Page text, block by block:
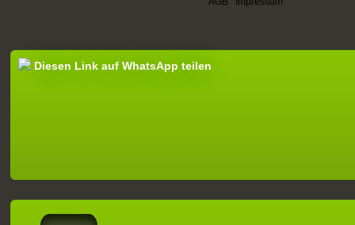
Diesen Link auf WhatsApp teilen